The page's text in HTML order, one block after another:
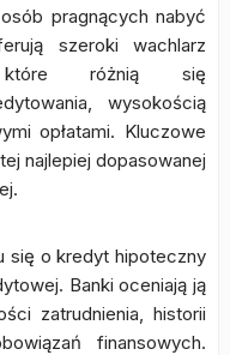
pragnących nabyć
szeroki wachlarz
które różnią się
wysokością
opłatami. Kluczowe
najlepiej dopasowanej
się o kredyt hipoteczny
Banki oceniają ją
zatrudnienia, historii
finansowych.